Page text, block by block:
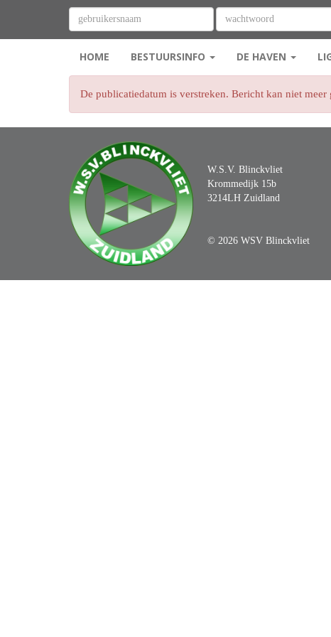
HOME BESTUURSINFO DE HAVEN
De publicatiedatum is verstreken. Bericht kan niet meer
W.S.V. Blinckvliet
Krommedijk 15b
3214LH Zuidland
© 2026 WSV Blinckvliet